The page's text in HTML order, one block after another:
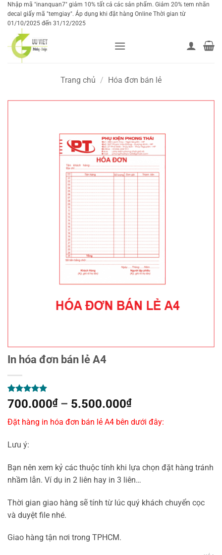
Bỏ
qua
dung
Nhập mã "inanquan7" giảm 10% tất cả các sản phẩm. Giảm 20% tem nhãn
decal giấy mã "temgiay". Áp dụng khi đặt hàng Online Thời gian từ
01/10/2025 đến 31/12/2025
Trang chủ / Hóa đơn bán lẻ
In hóa đơn bán lẻ A4
5trên 5
dựa trên
1
700.000₫ – 5.500.000₫Khoảng
giá:
từ
5.500.000₫
Đặt hàng in hóa đơn bán lẻ A4 bên dưới đây:
Lưu ý:
Bạn nên xem kỷ các thuộc tính khi lựa chọn đặt hàng tránh
nhầm lẫn. Ví dụ in 2 liên hay in 3 liên…
Thời gian giao hàng sẽ tính từ lúc quý khách chuyển cọc
và duyệt file nhé.
Giao hàng tận nơi trong TPHCM.